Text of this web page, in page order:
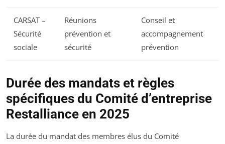
CARSAT –
Sécurité
sociale
Réunions
prévention et
sécurité
Conseil et
accompagnement
prévention
Durée des mandats et règles
spécifiques du Comité d’entreprise
Restalliance en 2025
La durée du mandat des membres élus du Comité